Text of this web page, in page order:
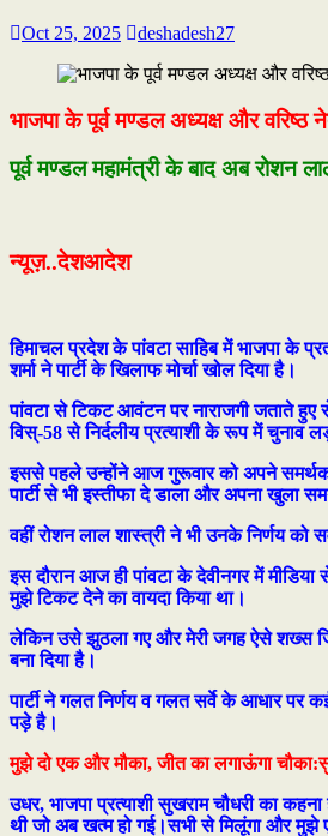
Oct 25, 2025 deshadesh27
भाजपा के पूर्व मण्डल अध्यक्ष और
पूर्व मण्डल महामंत्री के बाद अब रोशन
न्यूज़..देशआदेश
हिमाचल प्रदेश के पांवटा साहिब में भाजपा के
शर्मा ने पार्टी के खिलाफ मोर्चा खोल दिया है।
पांवटा से टिकट आवंटन पर नाराजगी जताते हुए
विस्-58 से निर्दलीय प्रत्याशी के रूप में चुनाव
इससे पहले उन्होंने आज गुरूवार को अपने
पार्टी से भी इस्तीफा दे डाला और अपना खुला
वहीं रोशन लाल शास्त्री ने भी उनके निर्णय को
इस दौरान आज ही पांवटा के देवीनगर में मीडिया
मुझे टिकट देने का वायदा किया था।
लेकिन उसे झुठला गए और मेरी जगह ऐसे शख्स
बना दिया है।
पार्टी ने गलत निर्णय व गलत सर्वे के आधार पर
पड़े है।
मुझे दो एक और मौका, जीत का लगाऊंगा
उधर, भाजपा प्रत्याशी सुखराम चौधरी का
थी जो अब खत्म हो गई।सभी से मिलूंगा और मुझे